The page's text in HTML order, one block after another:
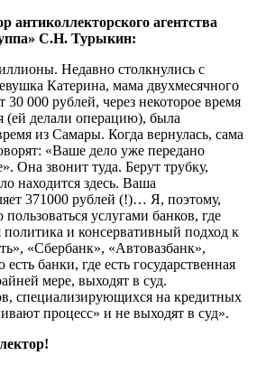
антиколлекторского агентства
С.Н. Турыкин:
Недавно столкнулись с
Катерина, мама двухмесячного
30 000 рублей, через некоторое время
(ей делали операцию), была
из Самары. Когда вернулась, сама
«Ваше дело уже передано
Она звонит туда. Берут трубку,
находится здесь. Ваша
371000 рублей (!)… Я, поэтому,
услугами банков, где
политика и консервативный подход к
«Сбербанк», «Автовазбанк»,
банки, где есть государственная
мере, выходят в суд.
специализирующихся на кредитных
процесс» и не выходят в суд».